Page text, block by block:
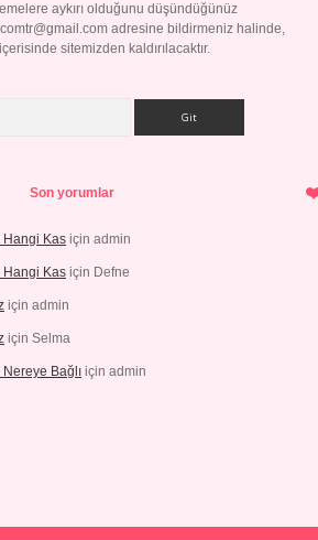
aykırı olduğunu düşündüğünüz
adresine bildirmeniz halinde,
sitemizden kaldırılacaktır.
Son yorumlar
Hangi Kas için admin
Hangi Kas için Defne
için admin
için Selma
Bağlı için admin